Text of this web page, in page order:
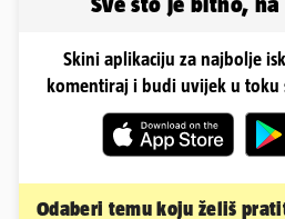
Skini aplikaciju za najbolje
komentiraj i budi uvijek u toku
Odaberi temu koju želiš